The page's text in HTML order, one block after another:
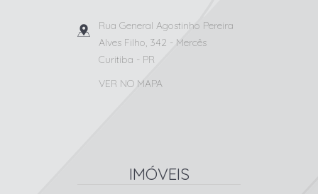
Rua General Agostinho Pereira
Alves Filho, 342 - Mercês
Curitiba - PR
VER NO MAPA
IMÓVEIS